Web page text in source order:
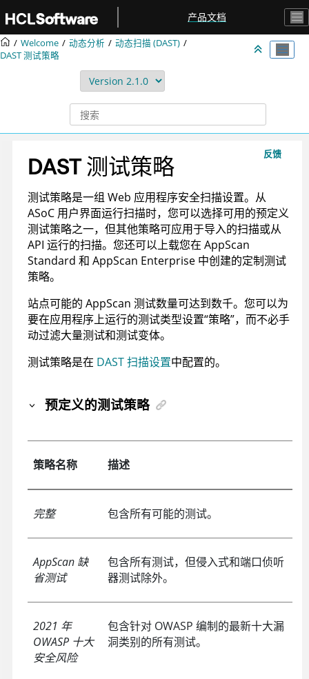
产品文档
Welcome 动态分析
动态扫描 (DAST)
DAST 测试策略
反馈
DAST 测试策略
测试策略是一组 Web 应用程序安全扫描设置。从
ASoC 用户界面运行扫描时，您可以选择可用的预定义
测试策略之一，但其他策略可应用于导入的扫描或从
API 运行的扫描。您还可以上载您在 AppScan
Standard 和 AppScan Enterprise 中创建的定制测试
策略。
站点可能的 AppScan 测试数量可达到数千。您可以为
要在应用程序上运行的测试类型设置“策略”，而不必手
动过滤大量测试和测试变体。
测试策略是在 DAST 扫描设置中配置的。
预定义的测试策略
策略名称 描述
完整 包含所有可能的测试。
AppScan 缺
省测试
包含所有测试，但侵入式和端口侦听
器测试除外。
2021 年
OWASP 十大
安全风险
包含针对 OWASP 编制的最新十大漏
洞类别的所有测试。